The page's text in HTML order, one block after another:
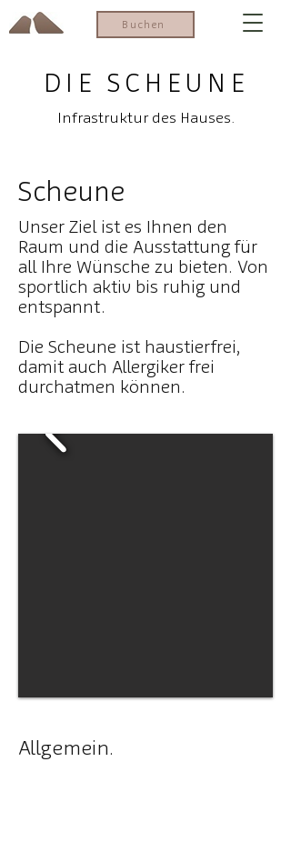
Buchen
DIE SCHEUNE
Infrastruktur des Hauses.
Scheune
Unser Ziel ist es Ihnen den
Raum und die Ausstattung für
all Ihre Wünsche zu bieten. Von
sportlich aktiv bis ruhig und
entspannt.
Die Scheune ist haustierfrei,
damit auch Allergiker frei
durchatmen können.
Allgemein.